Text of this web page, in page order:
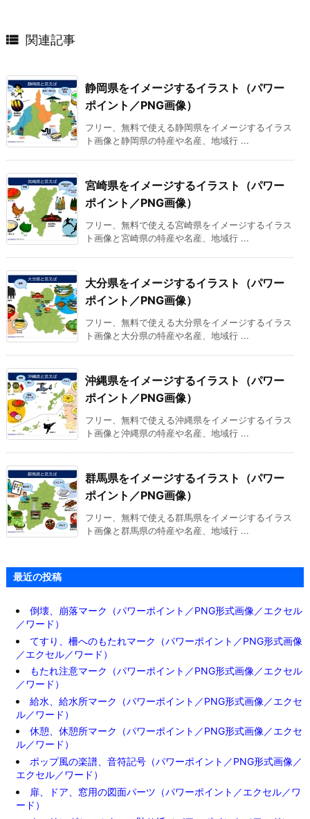
 関連記事
静岡県をイメージするイラスト（パワー
ポイント／PNG画像）
フリー、無料で使える静岡県をイメージするイラス
ト画像と静岡県の特産や名産、地域行 ...
宮崎県をイメージするイラスト（パワー
ポイント／PNG画像）
フリー、無料で使える宮崎県をイメージするイラス
ト画像と宮崎県の特産や名産、地域行 ...
大分県をイメージするイラスト（パワー
ポイント／PNG画像）
フリー、無料で使える大分県をイメージするイラス
ト画像と大分県の特産や名産、地域行 ...
沖縄県をイメージするイラスト（パワー
ポイント／PNG画像）
フリー、無料で使える沖縄県をイメージするイラス
ト画像と沖縄県の特産や名産、地域行 ...
群馬県をイメージするイラスト（パワー
ポイント／PNG画像）
フリー、無料で使える群馬県をイメージするイラス
ト画像と群馬県の特産や名産、地域行 ...
最近の投稿
倒壊、崩落マーク（パワーポイント／PNG形式画像／エクセル
／ワード）
てすり、柵へのもたれマーク（パワーポイント／PNG形式画像
／エクセル／ワード）
もたれ注意マーク（パワーポイント／PNG形式画像／エクセル
／ワード）
給水、給水所マーク（パワーポイント／PNG形式画像／エクセ
ル／ワード）
休憩、休憩所マーク（パワーポイント／PNG形式画像／エクセ
ル／ワード）
ポップ風の楽譜、音符記号（パワーポイント／PNG形式画像／
エクセル／ワード）
扉、ドア、窓用の図面パーツ（パワーポイント／エクセル／ワ
ード）